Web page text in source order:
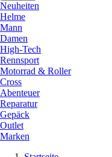
Neuheiten
Helme
Mann
Damen
High-Tech
Rennsport
Motorrad & Roller
Cross
Abenteuer
Reparatur
Gepäck
Outlet
Marken